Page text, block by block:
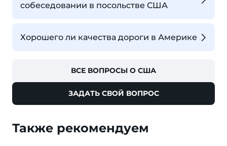
собеседовании в посольстве США
Хорошего ли качества дороги в Америке
ВСЕ ВОПРОСЫ О США
ЗАДАТЬ СВОЙ ВОПРОС
Также рекомендуем